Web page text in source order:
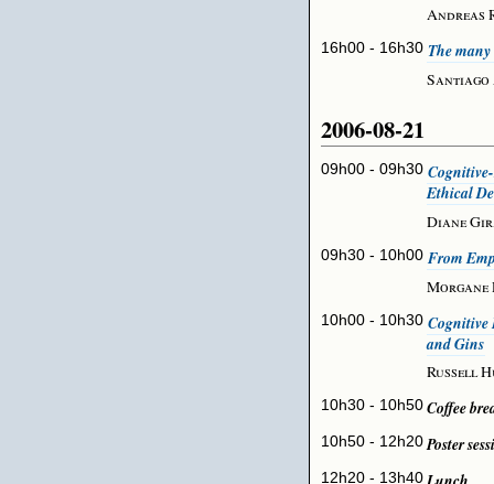
Andreas
16h00 - 16h30 The
Santiago
2006-08-21
09h00 - 09h30
Ethical
Diane
09h30 - 10h00 From
Morgane
10h00 - 10h30 Cognitive
and Gins
Russell
10h30 - 10h50 Coffee
10h50 - 12h20 Poster
12h20 - 13h40 Lunch